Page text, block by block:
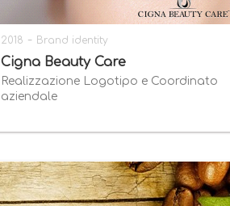
2018 - Brand identity
Cigna Beauty Care
Realizzazione Logotipo e Coordinato
aziendale